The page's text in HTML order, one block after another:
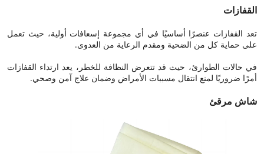
القفازات
تعد القفازات عنصرًا أساسيًا في أي مجموعة إسعافات أولية، حيث تعمل
على حماية كل من الضحية ومقدم الرعاية من العدوى.
في حالات الطوارئ، حيث قد تتعرض النظافة للخطر، يعد ارتداء القفازات
أمرًا ضروريًا لمنع انتقال مسببات الأمراض وضمان علاج آمن وصحي.
شاش مرقئ